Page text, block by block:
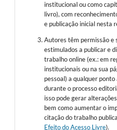
institucional ou como
livro), com
e publicação inicial nesta
Autores têm permissão e
estimulados a publicar e
trabalho online (ex.: em
institucionais ou na sua
pessoal) a qualquer ponto
durante o processo
isso pode gerar
bem como aumentar o
citação do trabalho
Efeito do Acesso Livre).